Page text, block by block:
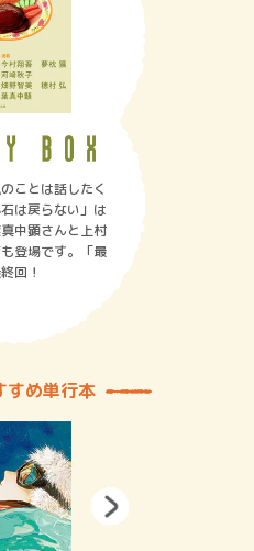
ことは話したく
は戻らない」は
中顕さんと上村
登場です。「最
回！
すめ単行本